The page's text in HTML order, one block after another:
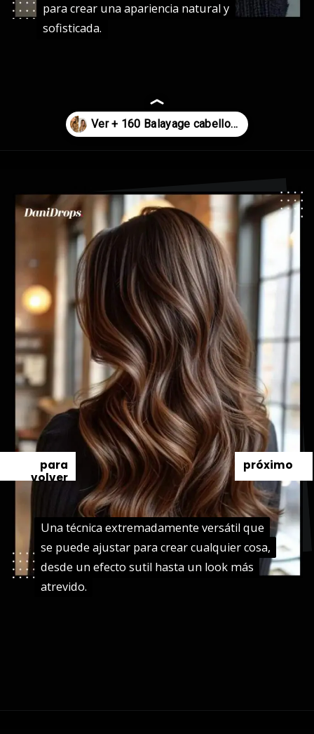
para crear una apariencia natural y
sofisticada.
para crear una apariencia natural y
sofisticada.
Una técnica extremadamente versátil que
se puede ajustar para crear cualquier cosa,
desde un efecto sutil hasta un look más
atrevido.
Una técnica extremadamente versátil que
se puede ajustar para crear cualquier cosa,
desde un efecto sutil hasta un look más
atrevido.
próximo
para
volver